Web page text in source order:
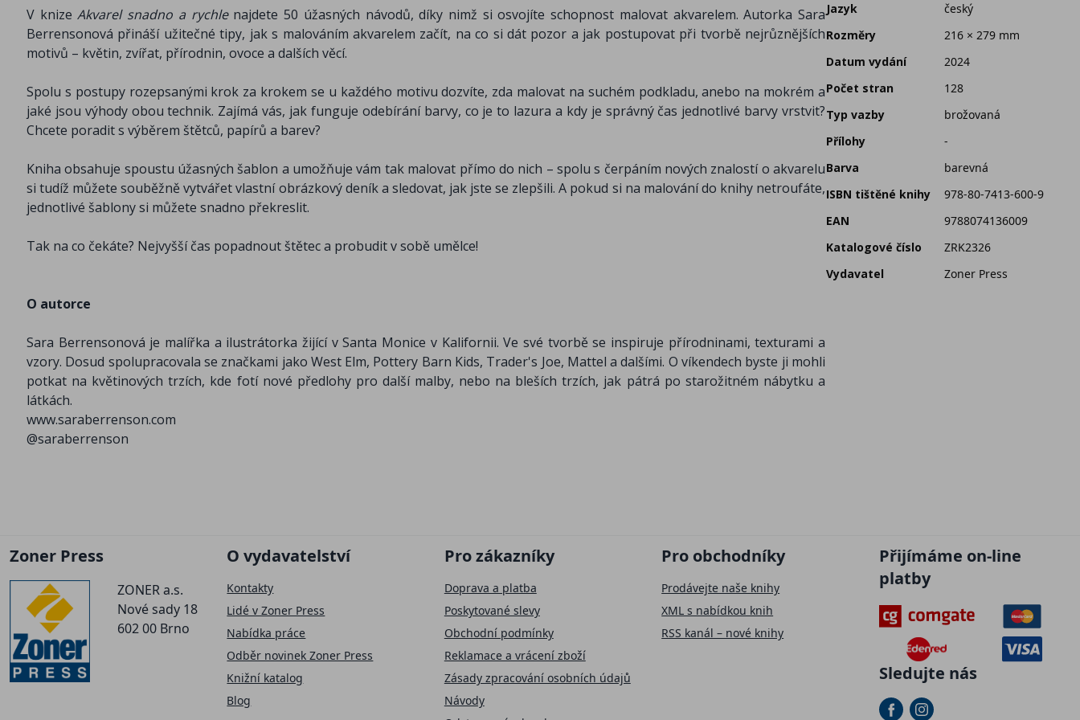
V knizeAkvarel snadno a rychle najdete 50 úžasných návodů, díky nimž si osvojíte schopnost malovat akvarelem. Autorka Sara
Berrensonová přináší užitečné tipy, jak s malováním akvarelem začít, na co si dát pozor a jak postupovat při tvorbě nejrůznějších
motivů – květin, zvířat, přírodnin, ovoce a dalších věcí.
Spolu s postupy rozepsanými krok za krokem se u každého motivu dozvíte, zda malovat na suchém podkladu, anebo na mokrém a
jaké jsou výhody obou technik. Zajímá vás, jak funguje odebírání barvy, co je to lazura a kdy je správný čas jednotlivé barvy vrstvit?
Chcete poradit s výběrem štětců, papírů a barev?
Kniha obsahuje spoustu úžasných šablon a umožňuje vám tak malovat přímo do nich – spolu s čerpáním nových znalostí o akvarelu
si tudíž můžete souběžně vytvářet vlastní obrázkový deník a sledovat, jak jste se zlepšili. A pokud si na malování do knihy netroufáte,
jednotlivé šablony si můžete snadno překreslit.
Tak na co čekáte? Nejvyšší čas popadnout štětec a probudit v sobě umělce!
O autorce
Sara Berrensonová je malířka a ilustrátorka žijící v Santa Monice v Kalifornii. Ve své tvorbě se inspiruje přírodninami, texturami a
vzory. Dosud spolupracovala se značkami jako West Elm, Pottery Barn Kids, Trader's Joe, Mattel a dalšími. O víkendech byste ji mohli
potkat na květinových trzích, kde fotí nové předlohy pro další malby, nebo na bleších trzích, jak pátrá po starožitném nábytku a
látkách.
www.saraberrenson.com
@saraberrenson
Jazyk
český
Rozměry
216 × 279 mm
Datum vydání
2024
Počet stran
128
Typ vazby
brožovaná
Přílohy
-
Barva
barevná
ISBN tištěné knihy
978-80-7413-600-9
EAN
9788074136009
Katalogové číslo
ZRK2326
Vydavatel
Zoner Press
Zoner Press
ZONER a.s.
Nové sady 18
602 00 Brno
O vydavatelství
Kontakty
Lidé v Zoner Press
Nabídka práce
Odběr novinek Zoner Press
Knižní katalog
Blog
Pro zákazníky
Doprava a platba
Poskytované slevy
Obchodní podmínky
Reklamace a vrácení zboží
Zásady zpracování osobních údajů
Návody
Pro obchodníky
Prodávejte naše knihy
XML s nabídkou knih
RSS kanál – nové knihy
Přijímáme on-line
platby
Sledujte nás